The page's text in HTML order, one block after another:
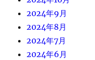
2024年9月
2024年8月
2024年7月
2024年6月